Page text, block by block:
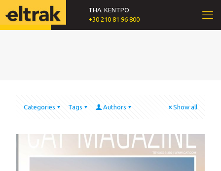
ΤΗΛ. ΚΕΝΤΡΟ
+30 210 81 96 800
Categories Tags Authors Show all